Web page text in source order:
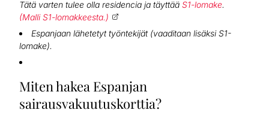
Tätä varten tulee olla residencia ja täyttää S1-lomake.
(Malli S1-lomakkeesta.)
Espanjaan lähetetyt työntekijät (vaaditaan lisäksi S1-
lomake).
Miten hakea Espanjan
sairausvakuutuskorttia?